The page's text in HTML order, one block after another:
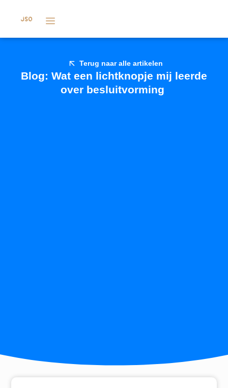
Terug naar alle artikelen
Blog: Wat een lichtknopje mij leerde
over besluitvorming